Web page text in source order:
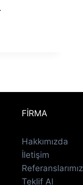
FİRMA
Hakkımızda
İletişim
Referanslarımız
Teklif Al